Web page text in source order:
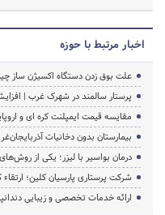
اخبار مرتبط با حوزه
علت بوق زدن دستگاه اکسیژن ساز
پرستار سالمند در شهرک غرب |
مقایسه قیمت ایمپلنت کره ای و
بیمارستان بدون دخانیات
درمان بواسیر با لیزر؛ یکی از
شرکت پرستاری پارسیان کلین؛
ارائه خدمات تخصصی و زیبایی